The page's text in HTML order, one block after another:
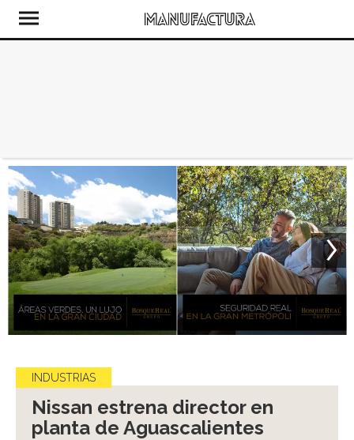
INDUSTRIAS
Nissan estrena director en
planta de Aguascalientes